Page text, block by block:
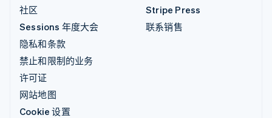
社区
Sessions 年度大会
隐私和条款
禁止和限制的业务
许可证
网站地图
Cookie 设置
Stripe Press
联系销售